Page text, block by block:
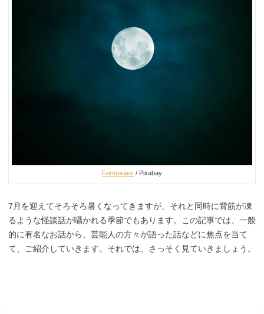
Fermoraes / Pixabay
7月を迎えてそろそろ暑くなってきますが、それと同時に背筋が凍
るような怪談話が囁かれる季節でもあります。この記事では、一般
的に有名なお話から、芸能人の方々が語った話などに焦点を当て
て、ご紹介していきます。それでは、さっそく見ていきましょう。